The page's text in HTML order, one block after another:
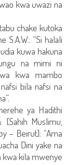
kwa uwazi na
chake kutoka
“Si halali
kuwa hakuna
na mimi ni
kwa mambo
bila nafsi na
ya Hadithi
[Sahih Muslimu,
– Beirut]: “Ama
Dini yake na
kwa kila mwenye